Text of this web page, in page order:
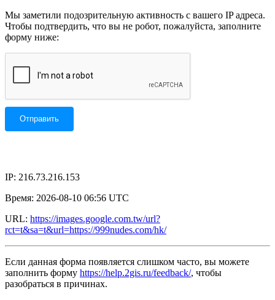
Мы заметили подозрительную активность с вашего IP адреса.
Чтобы подтвердить, что вы не робот, пожалуйста, заполните
форму ниже:
IP: 216.73.216.153
Время: 2026-08-10 06:56 UTC
URL: https://images.google.com.tw/url?
rct=t&sa=t&url=https://999nudes.com/hk/
Если данная форма появляется слишком часто, вы можете
заполнить форму https://help.2gis.ru/feedback/, чтобы
разобраться в причинах.